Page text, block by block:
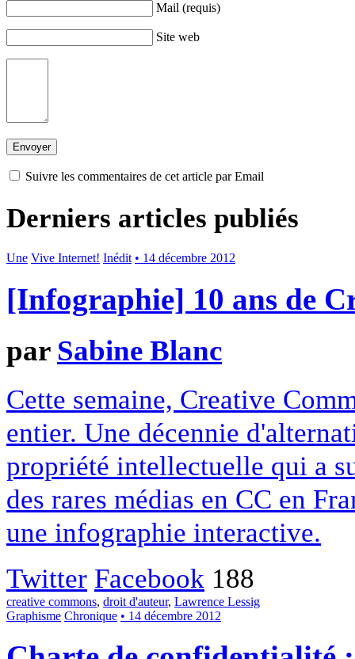
Mail (requis)
Site web
Suivre les commentaires de cet article par Email
Derniers articles publiés
Une Vive Internet! Inédit • 14 décembre 2012
[Infographie] 10 ans de
par Sabine Blanc
Cette semaine, Creative
entier. Une décennie
propriété intellectuelle qui a
des rares médias en CC en
une infographie interactive.
Twitter Facebook 188
creative commons, droit d'auteur, Lawrence Lessig
Graphisme Chronique • 14 décembre 2012